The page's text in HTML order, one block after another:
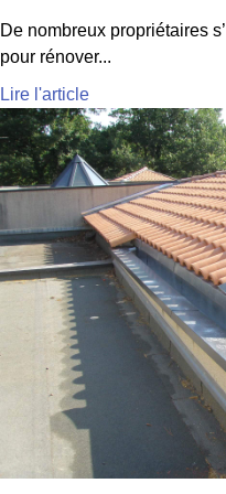
De nombreux propriétaires
pour rénover...
Lire l'article